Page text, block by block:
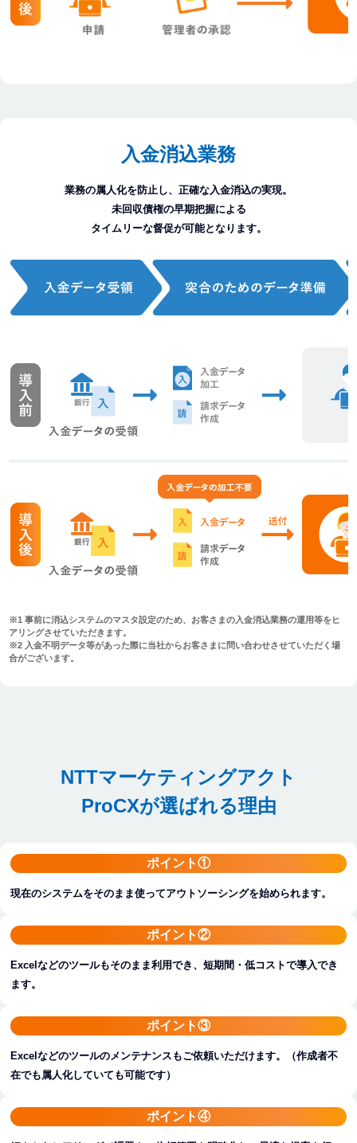
入金消込業務
業務の属人化を防止し、正確な入金消込の実現。
未回収債権の早期把握による
タイムリーな督促が可能となります。
※1 事前に消込システムのマスタ設定のため、お客さまの入金消込業務の運用等をヒ
アリングさせていただきます。
※2 入金不明データ等があった際に当社からお客さまに問い合わせさせていただく場
合がございます。
NTTマーケティングアクト
ProCXが選ばれる理由
ポイント①
現在のシステムをそのまま使ってアウトソーシングを始められます。
ポイント②
Excelなどのツールもそのまま利用でき、短期間・低コストで導入でき
ます。
ポイント③
Excelなどのツールのメンテナンスもご依頼いただけます。（作成者不
在でも属人化していても可能です）
ポイント④